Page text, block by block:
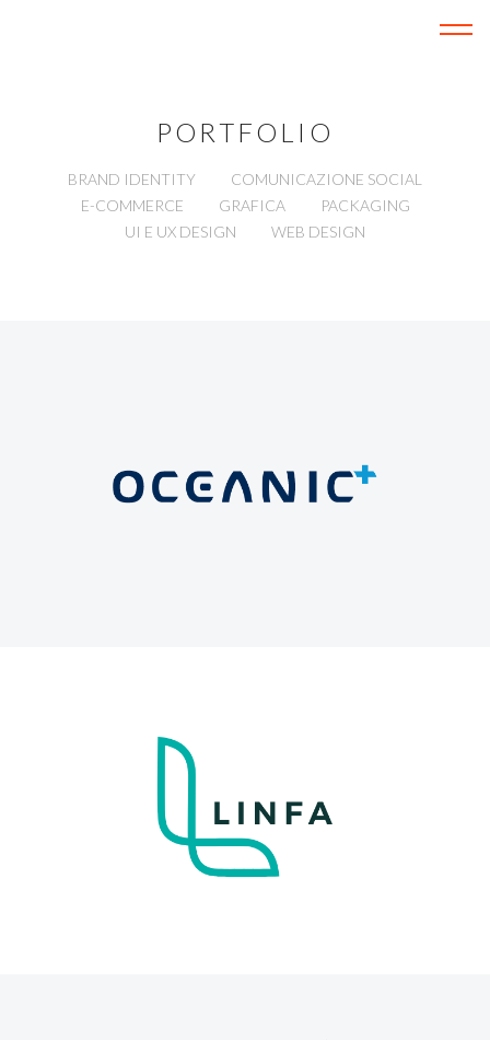
PORTFOLIO
BRAND IDENTITY
COMUNICAZIONE SOCIAL
E-COMMERCE
GRAFICA
PACKAGING
UI E UX DESIGN
WEB DESIGN